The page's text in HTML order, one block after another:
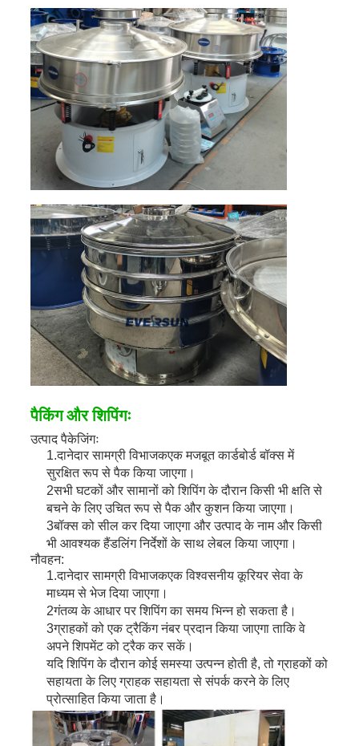
पैकिंग और शिपिंगः
उत्पाद पैकेजिंगः
1.दानेदार सामग्री विभाजकएक मजबूत कार्डबोर्ड बॉक्स में
सुरक्षित रूप से पैक किया जाएगा।
2सभी घटकों और सामानों को शिपिंग के दौरान किसी भी क्षति से
बचने के लिए उचित रूप से पैक और कुशन किया जाएगा।
3बॉक्स को सील कर दिया जाएगा और उत्पाद के नाम और किसी
भी आवश्यक हैंडलिंग निर्देशों के साथ लेबल किया जाएगा।
नौवहन:
1.दानेदार सामग्री विभाजकएक विश्वसनीय कूरियर सेवा के
माध्यम से भेज दिया जाएगा।
2गंतव्य के आधार पर शिपिंग का समय भिन्न हो सकता है।
3ग्राहकों को एक ट्रैकिंग नंबर प्रदान किया जाएगा ताकि वे
अपने शिपमेंट को ट्रैक कर सकें।
यदि शिपिंग के दौरान कोई समस्या उत्पन्न होती है, तो ग्राहकों को
सहायता के लिए ग्राहक सहायता से संपर्क करने के लिए
प्रोत्साहित किया जाता है।